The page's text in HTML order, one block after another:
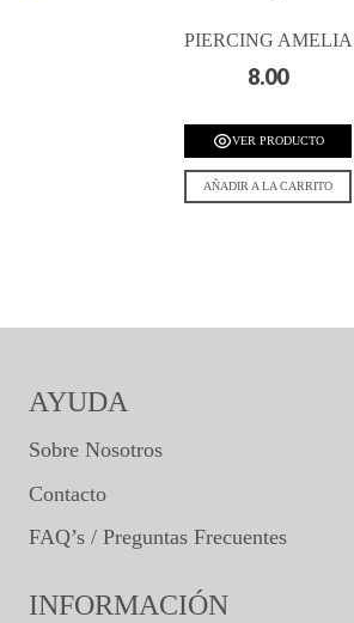
PIERCING AMELIA
8.00
VER PRODUCTO
AÑADIR A LA CARRITO
AYUDA
Sobre Nosotros
Contacto
FAQ’s / Preguntas Frecuentes
INFORMACIÓN